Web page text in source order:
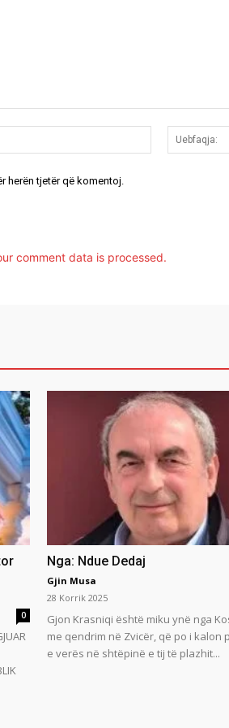
Email:*
herën tjetër që komentoj.
comment data is processed.
0
Nga: Ndue Dedaj
Gjin Musa
28 Korrik 2025
Gjon Krasniqi është miku ynë nga
me qendrim në Zvicër, që po i kalon
e verës në shtëpinë e tij të plazhit...